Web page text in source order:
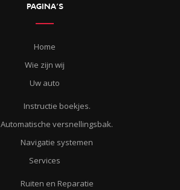
PAGINA’S
Home
Wie zijn wij
Uw auto
Instructie boekjes.
Automatische versnellingsbak.
Navigatie systemen
Services
Ruiten en Reparatie